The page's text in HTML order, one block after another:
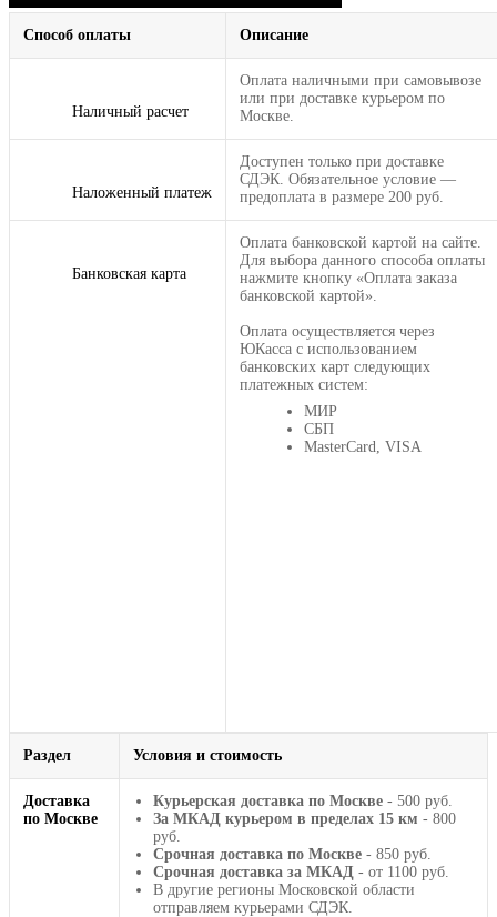
Способ оплаты Описание
Наличный расчет
Оплата наличными при самовывозе
или при доставке курьером по
Москве.
Наложенный платеж
Доступен только при доставке
СДЭК. Обязательное условие —
предоплата в размере 200 руб.
Банковская карта
Оплата банковской картой на сайте.
Для выбора данного способа оплаты
нажмите кнопку «Оплата заказа
банковской картой».
Оплата осуществляется через
ЮКасса с использованием
банковских карт следующих
платежных систем:
МИР
СБП
MasterCard, VISA
Раздел Условия и стоимость
Доставка
по Москве
Курьерская доставка по Москве - 500 руб.
За МКАД курьером в пределах 15 км - 800
руб.
Срочная доставка по Москве - 850 руб.
Срочная доставка за МКАД - от 1100 руб.
В другие регионы Московской области
отправляем курьерами СДЭК.